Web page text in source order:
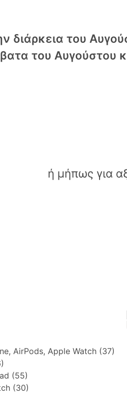
διάρκεια του
του Αυγούστου
AirPods, Apple Watch (37)
(55)
(30)